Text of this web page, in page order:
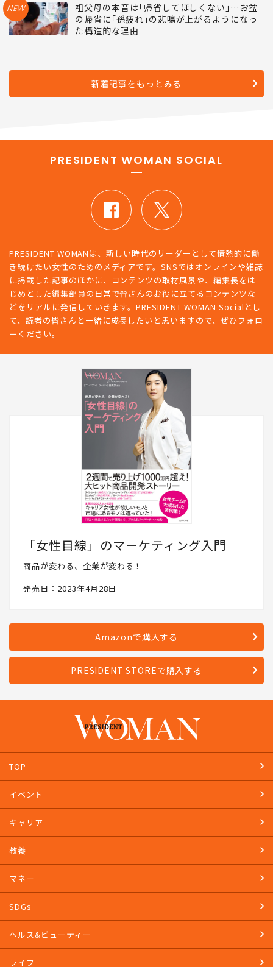
NEW
祖父母の本音は｢帰省してほしくない｣…お盆
の帰省に｢孫疲れ｣の悲鳴が上がるようになっ
た構造的な理由
新着記事をもっとみる
PRESIDENT WOMAN SOCIAL
PRESIDENT WOMANは、新しい時代のリーダーとして情熱的に働
き続けたい女性のためのメディアです。SNSではオンラインや雑誌
に掲載した記事のほかに、コンテンツの取材風景や、編集長をは
じめとした編集部員の日常で皆さんのお役に立てるコンテンツな
どをリアルに発信していきます。PRESIDENT WOMAN Socialとし
て、読者の皆さんと一緒に成長したいと思いますので、ぜひフォロ
ーください。
「女性目線」のマーケティング入門
商品が変わる、企業が変わる！
発売日：2023年4月28日
Amazonで購入する
PRESIDENT STOREで購入する
TOP
イベント
キャリア
教養
マネー
SDGs
ヘルス&ビューティー
ライフ